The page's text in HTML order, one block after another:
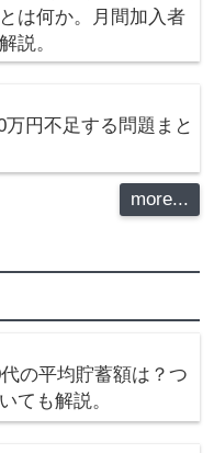
は何か。月間加入者
説。
円不足する問題まと
more...
代の平均貯蓄額は？つ
ても解説。